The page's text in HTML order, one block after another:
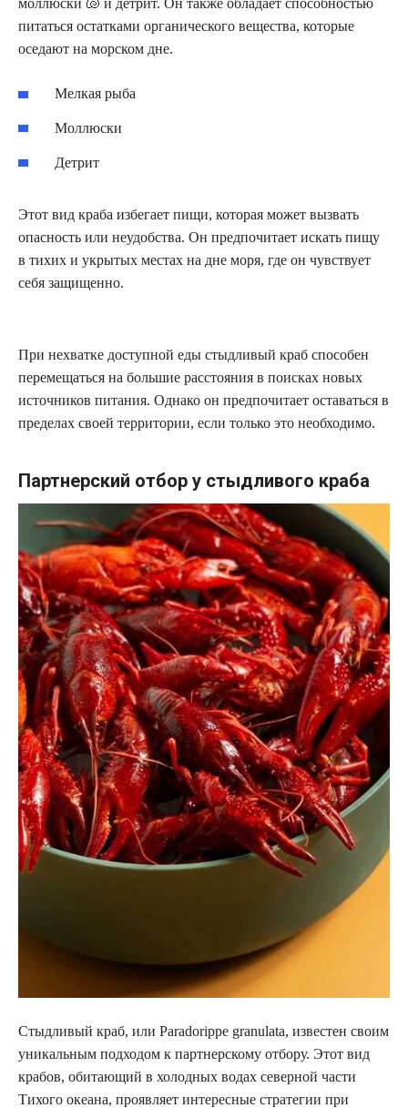
моллюски 🐚 и детрит. Он также обладает способностью
питаться остатками органического вещества, которые
оседают на морском дне.
Мелкая рыба
Моллюски
Детрит
Этот вид краба избегает пищи, которая может вызвать
опасность или неудобства. Он предпочитает искать пищу
в тихих и укрытых местах на дне моря, где он чувствует
себя защищенно.
При нехватке доступной еды стыдливый краб способен
перемещаться на большие расстояния в поисках новых
источников питания. Однако он предпочитает оставаться в
пределах своей территории, если только это необходимо.
Партнерский отбор у стыдливого краба
Стыдливый краб, или Paradorippe granulata, известен своим
уникальным подходом к партнерскому отбору. Этот вид
крабов, обитающий в холодных водах северной части
Тихого океана, проявляет интересные стратегии при